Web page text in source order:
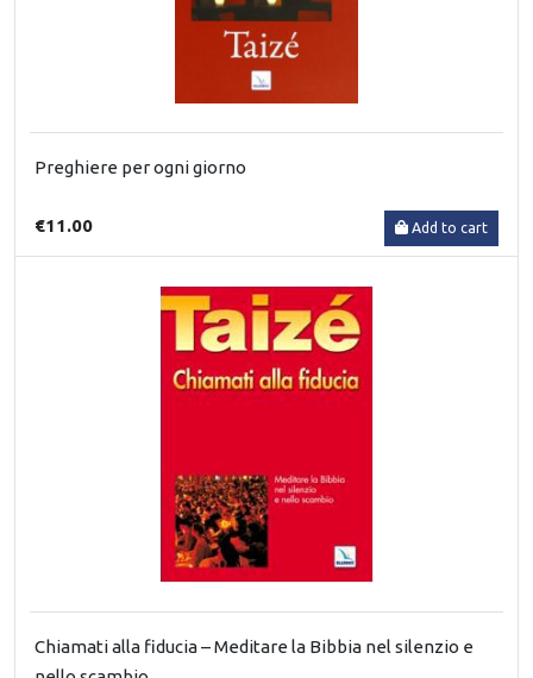
Preghiere per ogni giorno
€11.00 Add to cart
Chiamati alla fiducia – Meditare la Bibbia nel silenzio e